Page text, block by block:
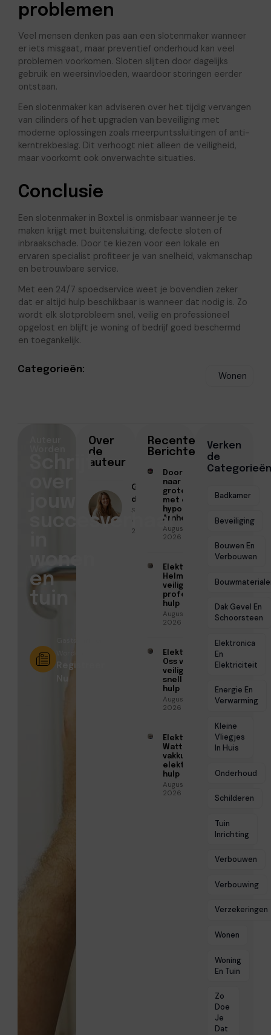
problemen
Veel mensen denken pas aan een slotenmaker wanneer
er iets misgaat, maar preventief onderhoud kan veel
problemen voorkomen. Sloten slijten door dagelijks
gebruik en weersinvloeden, waardoor storingen eerder
ontstaan.
Een slotenmaker kan adviseren over het tijdig vervangen
van cilinders of het upgraden van beveiliging met
moderne oplossingen zoals meerpuntssluitingen of anti-
kerntrekbeslag. Dit verhoogt niet alleen de veiligheid,
maar voorkomt ook onverwachte situaties.
Conclusie
Een slotenmaker in Boxtel is onmisbaar wanneer je te
maken krijgt met buitensluiting, defecte sloten of
inbraakschade. Door te kiezen voor een lokale en
ervaren specialist profiteer je van snelheid, vakmanschap
en betrouwbare service.
Met een 24/7 spoedservice weet je bovendien zeker
dat er altijd hulp beschikbaar is wanneer dat nodig is. Zo
wordt elk slotprobleem snel, veilig en professioneel
opgelost en blijft je woning of bedrijf goed beschermd
en toegankelijk.
Categorieën:
Wonen
Over
de
auteur
Geschreven
door
Sofia Mendes
● Juni 29,
2026
Recente
Berichten
Doorstromen
naar een
groter huis
met een
hypotheek in
Arnhem
Augustus 7,
2026
Elektricien
Helmond voor
veilige en
professionele
hulp
Augustus 6,
2026
Elektricien
Oss voor
veilige en
snelle
hulp
Augustus 6,
2026
Elektricien
Watt voor
vakkundige
elektrische
hulp
Augustus 5,
2026
Verken
de
Categorieën
Badkamer
Beveiliging
Bouwen En
Verbouwen
Dak Gevel En
Schoorsteen
Elektronica
En
Elektriciteit
Energie En
Verwarming
Kleine
Vliegjes
In Huis
Onderhoud
Schilderen
Tuin
Inrichting
Verbouwen
Verbouwing
Verzekeringen
Wonen
Woning
En Tuin
Zo
Doe
Je
Dat
Schrijf
succesverhaal
wonen
en
tuin
Worden?
Registreer